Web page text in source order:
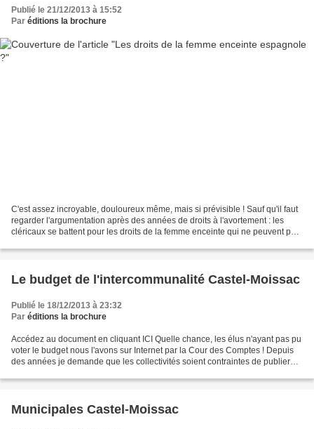
Publié le 21/12/2013 à 15:52
Par éditions la brochure
C'est assez incroyable, douloureux même, mais si prévisible ! Sauf qu'il faut
regarder l'argumentation après des années de droits à l'avortement : les
cléricaux se battent pour les droits de la femme enceinte qui ne peuvent pas
Le budget de l'intercommunalité Castel-Moissac
Publié le 18/12/2013 à 23:32
Par éditions la brochure
Accédez au document en cliquant ICI Quelle chance, les élus n'ayant pas pu
voter le budget nous l'avons sur Internet par la Cour des Comptes ! Depuis
des années je demande que les collectivités soient contraintes de publier
Municipales Castel-Moissac